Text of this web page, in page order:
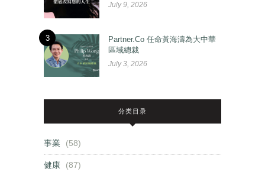
July 9, 2026
3
Partner.Co 任命黃海濤為大中華
區域總裁
July 3, 2026
分类目录
事業 (58)
健康 (87)